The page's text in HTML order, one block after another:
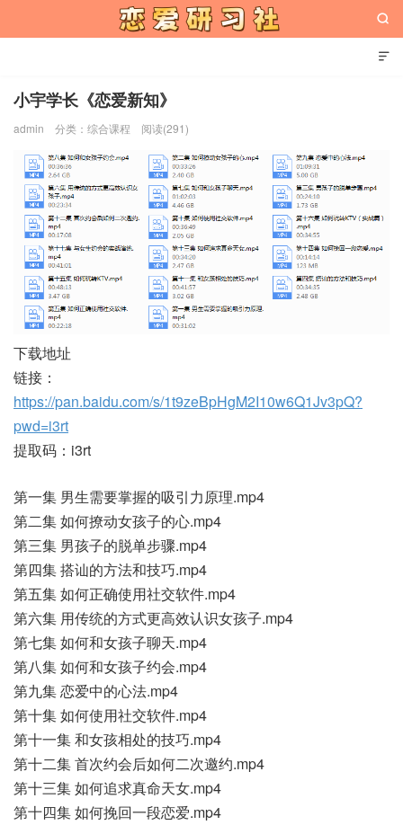


小宇学长《恋爱新知》
admin 分类： 综合课程 阅读(291)
下载地址
链接：
https://pan.baidu.com/s/1t9zeBpHgM2I10w6Q1Jv3pQ?
pwd=i3rt
提取码：i3rt
第一集 男生需要掌握的吸引力原理.mp4
第二集 如何撩动女孩子的心.mp4
第三集 男孩子的脱单步骤.mp4
第四集 搭讪的方法和技巧.mp4
第五集 如何正确使用社交软件.mp4
第六集 用传统的方式更高效认识女孩子.mp4
第七集 如何和女孩子聊天.mp4
第八集 如何和女孩子约会.mp4
第九集 恋爱中的心法.mp4
第十集 如何使用社交软件.mp4
第十一集 和女孩相处的技巧.mp4
第十二集 首次约会后如何二次邀约.mp4
第十三集 如何追求真命天女.mp4
第十四集 如何挽回一段恋爱.mp4